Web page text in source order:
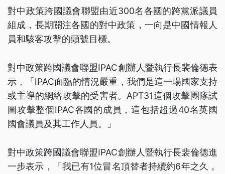
對中政策跨國議會聯盟由近300名各國的跨黨派議員
組成，長期關注各國的對中政策，一向是中國情報人
員和駭客攻擊的頭號目標。
對中政策跨國議會聯盟IPAC創辦人暨執行長裴倫德表
示，「IPAC面臨的情況嚴重，我們是這一場國家支持
或主導的網絡攻擊的受害者。APT31這個攻擊團隊試
圖攻擊整個IPAC各國的成員，這包括超過40名英國
國會議員及其工作人員。」
對中政策跨國議會聯盟IPAC創辦人暨執行長裴倫德進
一步表示，「我已有1位冒名頂替者持續約6年之久，